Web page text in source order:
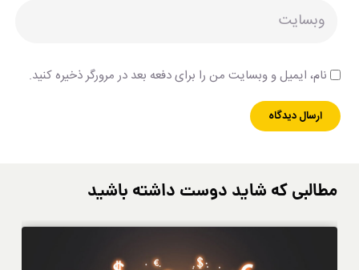
نام، ایمیل و وبسایت من را برای دفعه بعد در مرورگر ذخیره کنید.
مطالبی که شاید دوست داشته باشید